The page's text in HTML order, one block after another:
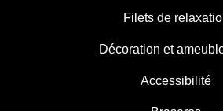
Filets de
Décoration et
Accessibilité